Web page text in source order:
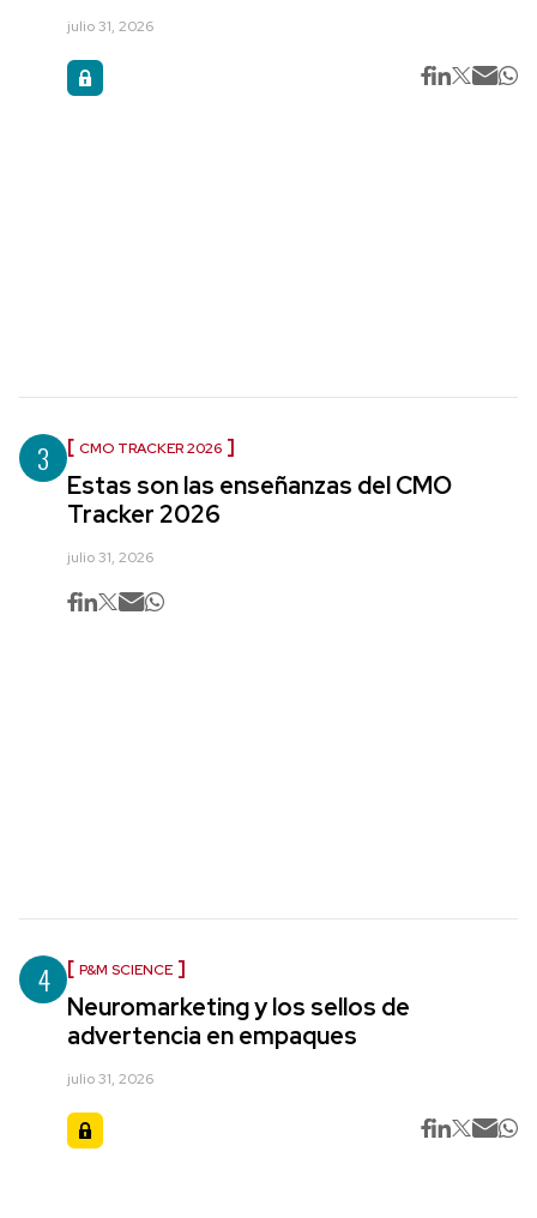
julio 31, 2026
3 CMO TRACKER 2026
Estas son las enseñanzas del CMO
Tracker 2026
julio 31, 2026
4 P&M SCIENCE
Neuromarketing y los sellos de
advertencia en empaques
julio 31, 2026